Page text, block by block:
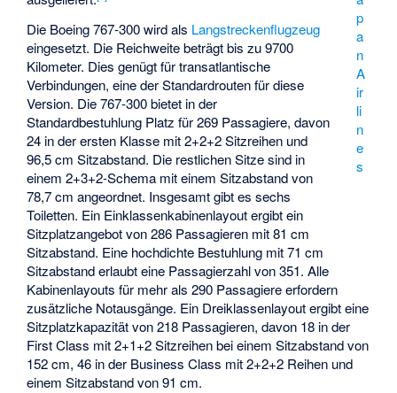
p
a
n
A
ir
li
n
e
s
Die Boeing 767-300 wird als Langstreckenflugzeug
eingesetzt. Die Reichweite beträgt bis zu 9700
Kilometer. Dies genügt für transatlantische
Verbindungen, eine der Standardrouten für diese
Version. Die 767-300 bietet in der
Standardbestuhlung Platz für 269 Passagiere, davon
24 in der ersten Klasse mit 2+2+2 Sitzreihen und
96,5 cm Sitzabstand. Die restlichen Sitze sind in
einem 2+3+2-Schema mit einem Sitzabstand von
78,7 cm angeordnet. Insgesamt gibt es sechs
Toiletten. Ein Einklassenkabinenlayout ergibt ein
Sitzplatzangebot von 286 Passagieren mit 81 cm
Sitzabstand. Eine hochdichte Bestuhlung mit 71 cm
Sitzabstand erlaubt eine Passagierzahl von 351. Alle
Kabinenlayouts für mehr als 290 Passagiere erfordern
zusätzliche Notausgänge. Ein Dreiklassenlayout ergibt eine
Sitzplatzkapazität von 218 Passagieren, davon 18 in der
First Class mit 2+1+2 Sitzreihen bei einem Sitzabstand von
152 cm, 46 in der Business Class mit 2+2+2 Reihen und
einem Sitzabstand von 91 cm.